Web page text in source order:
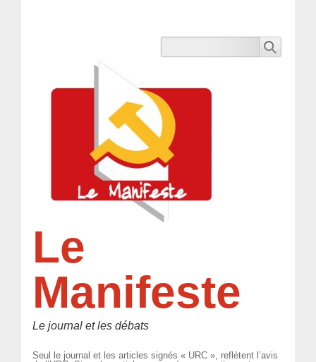
Le
Manifeste
Le journal et les débats
Seul le journal et les articles signés « URC », reflètent l’avis